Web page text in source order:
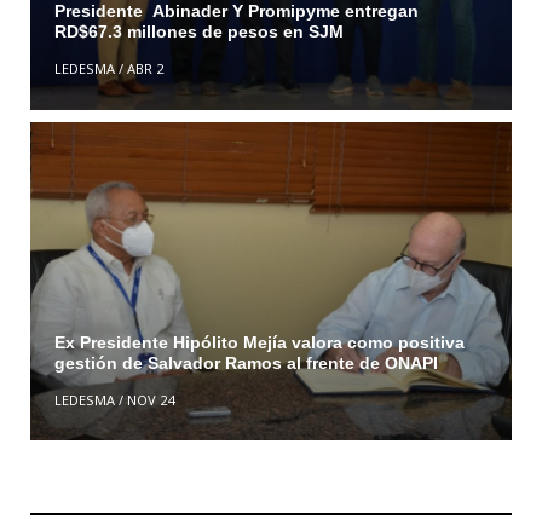
Presidente Abinader Y Promipyme entregan
RD$67.3 millones de pesos en SJM
LEDESMA/ ABR 2
Ex Presidente Hipólito Mejía valora como positiva
gestión de Salvador Ramos al frente de ONAPI
LEDESMA/NOV 24